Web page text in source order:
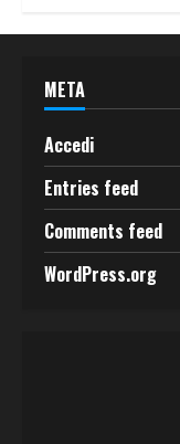
META
Accedi
Entries feed
Comments feed
WordPress.org